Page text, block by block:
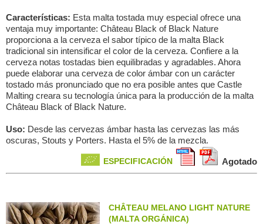
Características: Esta malta tostada muy especial ofrece una
ventaja muy importante: Château Black of Black Nature
proporciona a la cerveza el sabor típico de la malta Black
tradicional sin intensificar el color de la cerveza. Confiere a la
cerveza notas tostadas bien equilibradas y agradables. Ahora
puede elaborar una cerveza de color ámbar con un carácter
tostado más pronunciado que no era posible antes que Castle
Malting creara su tecnología única para la producción de la malta
Château Black of Black Nature.
Uso: Desde las cervezas ámbar hasta las cervezas las más
oscuras, Stouts y Porters. Hasta el 5% de la mezcla.
ESPECIFICACIÓN Agotado
CHÂTEAU MELANO LIGHT NATURE
(MALTA ORGÁNICA)